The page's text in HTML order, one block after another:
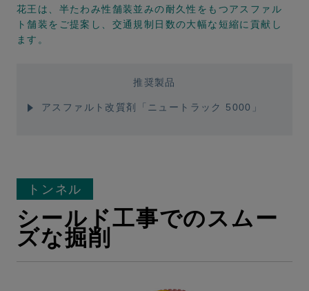
花王は、半たわみ性舗装並みの耐久性をもつアスファル
ト舗装をご提案し、交通規制日数の大幅な短縮に貢献し
ます。
推奨製品
アスファルト改質剤「ニュートラック 5000」
トンネル
シールド工事でのスムー
ズな掘削